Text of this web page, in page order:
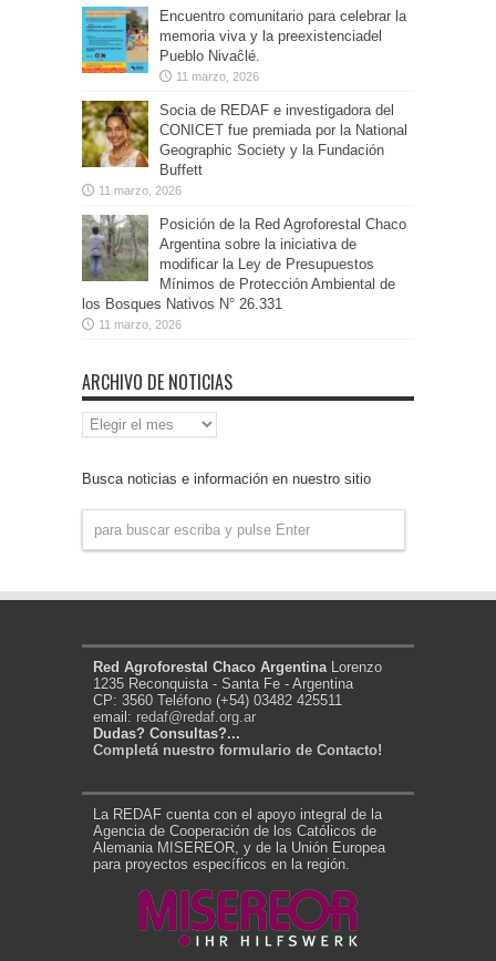
Encuentro comunitario para celebrar la
memoria viva y la preexistenciadel
Pueblo Nivaĉlé.
11 marzo, 2026
Socia de REDAF e investigadora del
CONICET fue premiada por la National
Geographic Society y la Fundación
Buffett
11 marzo, 2026
Posición de la Red Agroforestal Chaco
Argentina sobre la iniciativa de
modificar la Ley de Presupuestos
Mínimos de Protección Ambiental de
los Bosques Nativos N° 26.331
11 marzo, 2026
ARCHIVO DE NOTICIAS
Archivo
de
Busca noticias e información en nuestro sitio
Red Agroforestal Chaco Argentina Lorenzo
1235 Reconquista - Santa Fe - Argentina
CP: 3560 Teléfono (+54) 03482 425511
email: redaf@redaf.org.ar
Dudas? Consultas?...
Completá nuestro formulario de Contacto!
La REDAF cuenta con el apoyo integral de la
Agencia de Cooperación de los Católicos de
Alemania MISEREOR, y de la Unión Europea
para proyectos específicos en la región.